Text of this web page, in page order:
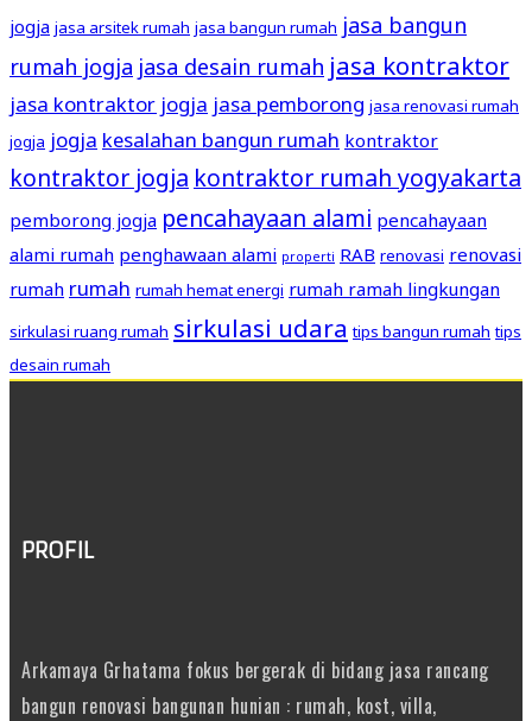
jogja jasa arsitek rumah jasa bangun rumah jasa bangun
rumah jogja jasa desain rumah jasa kontraktor
jasa kontraktor jogja jasa pemborong jasa renovasi rumah
jogja jogja kesalahan bangun rumah kontraktor
kontraktor jogja kontraktor rumah yogyakarta
pemborong jogja pencahayaan alami pencahayaan
alami rumah penghawaan alami properti RAB renovasi renovasi
rumah rumah rumah hemat energi rumah ramah lingkungan
sirkulasi ruang rumah sirkulasi udara tips bangun rumah tips
desain rumah
PROFIL
Arkamaya Grhatama fokus bergerak di bidang jasa rancang
bangun renovasi bangunan hunian : rumah, kost, villa,